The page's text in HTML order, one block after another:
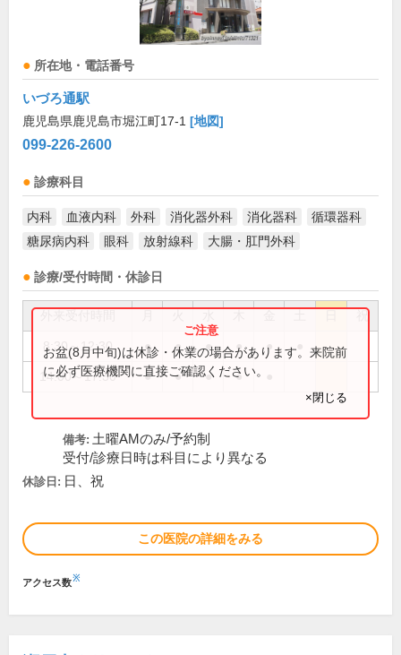
所在地・電話番号
いづろ通駅
鹿児島県鹿児島市堀江町17-1 [地図]
099-226-2600
診療科目
内科 血液内科 外科 消化器外科 消化器科
循環器科
糖尿病内科
眼科 放射線科 大腸・肛門外科
診療/受付時間・休診日
祝
8:30～12:30 ● ● ● ● ●
14:00～17:30 ● ● ● ●
お盆(8月中旬)は休診・休業の場合があります。来院前
に必ず医療機関に直接ご確認ください。
×閉じる
備考: 土曜AMのみ/予約制
受付/診療日時は科目により異なる
休診日: 日、祝
この医院の詳細をみる
アクセス数※